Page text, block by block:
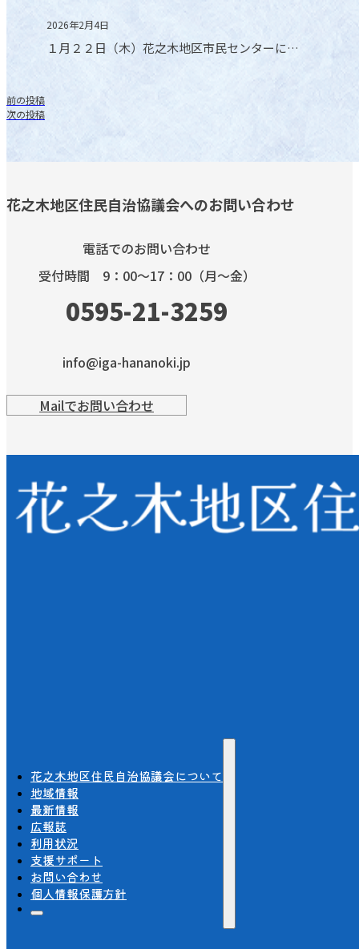
2026年2月4日
１月２２日（木）花之木地区市民センターに…
前の投稿
次の投稿
花之木地区住民自治協議会へのお問い合わせ
電話でのお問い合わせ
受付時間 9：00～17：00（月～金）
0595-21-3259
info@iga-hananoki.jp
Mailでお問い合わせ
花之木地区住民自治協議会について
地域情報
最新情報
広報誌
利用状況
支援サポート
お問い合わせ
個人情報保護方針